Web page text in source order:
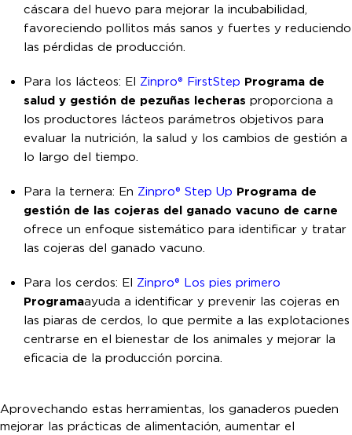
cáscara del huevo para mejorar la incubabilidad,
favoreciendo pollitos más sanos y fuertes y reduciendo
las pérdidas de producción.
Para los lácteos: El Zinpro® FirstStep Programa de
salud y gestión de pezuñas lecheras proporciona a
los productores lácteos parámetros objetivos para
evaluar la nutrición, la salud y los cambios de gestión a
lo largo del tiempo.
Para la ternera: En Zinpro® Step Up Programa de
gestión de las cojeras del ganado vacuno de carne
ofrece un enfoque sistemático para identificar y tratar
las cojeras del ganado vacuno.
Para los cerdos: El Zinpro® Los pies primero
Programaayuda a identificar y prevenir las cojeras en
las piaras de cerdos, lo que permite a las explotaciones
centrarse en el bienestar de los animales y mejorar la
eficacia de la producción porcina.
Aprovechando estas herramientas, los ganaderos pueden
mejorar las prácticas de alimentación, aumentar el